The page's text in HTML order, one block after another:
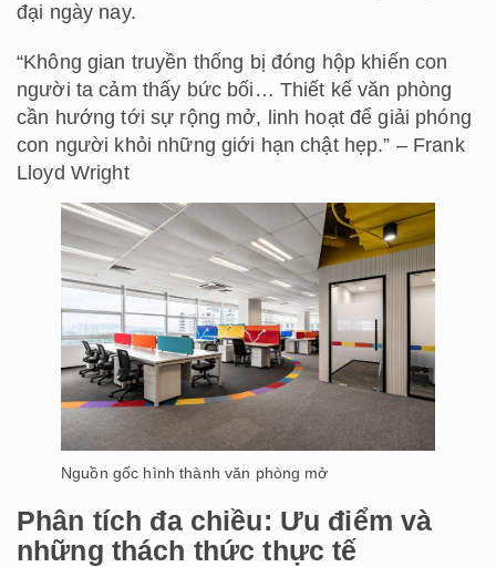
đại ngày nay.
“Không gian truyền thống bị đóng hộp khiến con
người ta cảm thấy bức bối… Thiết kế văn phòng
cần hướng tới sự rộng mở, linh hoạt để giải phóng
con người khỏi những giới hạn chật hẹp.” – Frank
Lloyd Wright
Nguồn gốc hình thành văn phòng mở
Phân tích đa chiều: Ưu điểm và
những thách thức thực tế